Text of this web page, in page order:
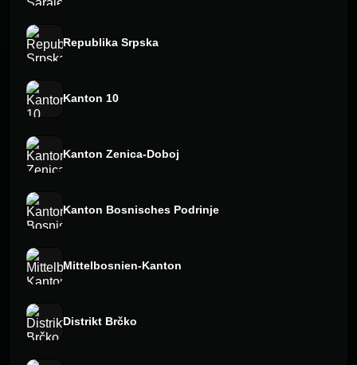
Republika Srpska
Kanton 10
Kanton Zenica-Doboj
Kanton Bosnisches Podrinje
Mittelbosnien-Kanton
Distrikt Brčko